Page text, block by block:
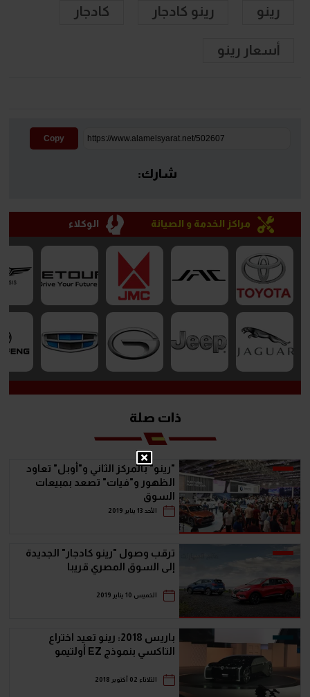
رينو رينو كادجار كادجار
أسعار رينو
Copy
شارك:
مراكز الخدمة و الصيانة الوكلاء
ذات صلة
"رينو" بالمركز الثاني و"أوبل" تعاود
الظهور و"فيات" تصعد بمبيعات
السوق
الأحد 13 يناير 2019
ترقب وصول "رينو كادجار" الجديدة
إلى السوق المصري قريبا
الخميس 10 يناير 2019
باريس 2018: رينو تعيد اختراع
التاكسي بنموذج EZ أولتيمو
الثلاثاء 02 أكتوبر 2018